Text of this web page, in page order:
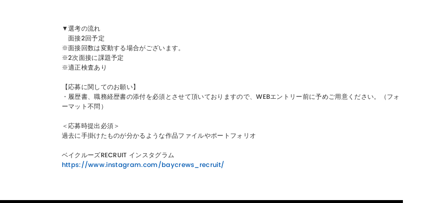
▼選考の流れ
面接2回予定
※面接回数は変動する場合がございます。
※2次面接に課題予定
※適正検査あり
【応募に関してのお願い】
・履歴書、職務経歴書の添付を必須とさせて頂いておりますので、WEBエントリー前に予めご用意ください。（フォ
ーマット不問）
＜応募時提出必須＞
過去に手掛けたものが分かるような作品ファイルやポートフォリオ
ベイクルーズRECRUIT インスタグラム
https://www.instagram.com/baycrews_recruit/